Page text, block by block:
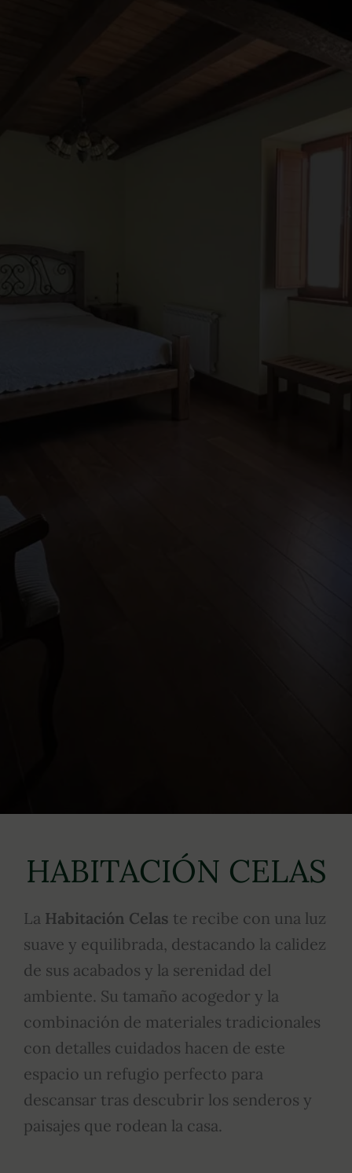
HABITACIÓN CELAS
La Habitación Celas te recibe con una luz
suave y equilibrada, destacando la calidez
de sus acabados y la serenidad del
ambiente. Su tamaño acogedor y la
combinación de materiales tradicionales
con detalles cuidados hacen de este
espacio un refugio perfecto para
descansar tras descubrir los senderos y
paisajes que rodean la casa.